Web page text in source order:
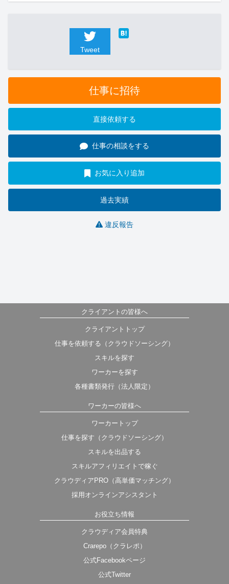
Tweet
仕事に招待
直接依頼する
仕事の相談をする
お気に入り追加
過去実績
違反報告
クライアントの皆様へ
クライアントトップ
仕事を依頼する（クラウドソーシング）
スキルを探す
ワーカーを探す
各種書類発行（法人限定）
ワーカーの皆様へ
ワーカートップ
仕事を探す（クラウドソーシング）
スキルを出品する
スキルアフィリエイトで稼ぐ
クラウディアPRO（高単価マッチング）
採用オンラインアシスタント
お役立ち情報
クラウディア会員特典
Crarepo（クラレポ）
公式Facebookページ
公式Twitter